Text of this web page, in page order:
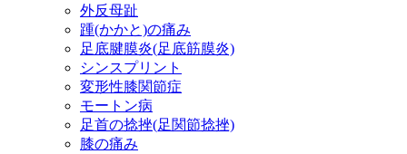
外反母趾
踵(かかと)の痛み
足底腱膜炎(足底筋膜炎)
シンスプリント
変形性膝関節症
モートン病
足首の捻挫(足関節捻挫)
膝の痛み